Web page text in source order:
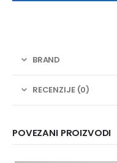
BRAND
RECENZIJE (0)
POVEZANI PROIZVODI